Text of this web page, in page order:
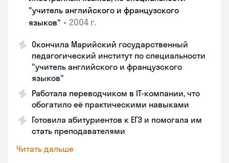
"учитель английского и французского
языков" • 2004 г.
Окончила Марийский государственный
педагогический институт по специальности
"учитель английского и французского
языков"
Работала переводчиком в IT-компании, что
обогатило её практическими навыками
Готовила абитуриентов к ЕГЭ и помогала им
стать преподавателями
Читать дальше